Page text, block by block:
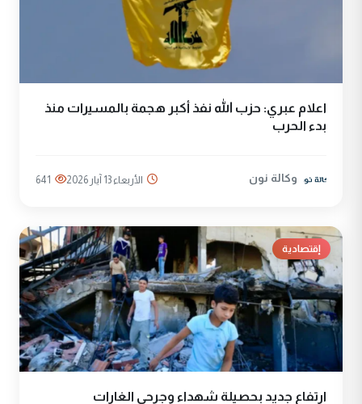
اعلام عبري: حزب الله نفذ أكبر هجمة بالمسيرات منذ
بدء الحرب
وكالة نون الأربعاء 13 آيار 2026 641
إقتصادية
ارتفاع جديد بحصيلة شهداء وجرحى الغارات